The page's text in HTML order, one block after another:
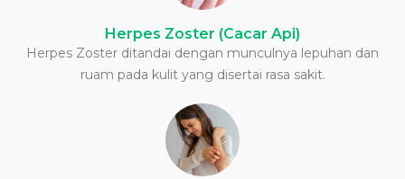
Herpes Zoster (Cacar Api)
Herpes Zoster ditandai dengan munculnya lepuhan dan
ruam pada kulit yang disertai rasa sakit.